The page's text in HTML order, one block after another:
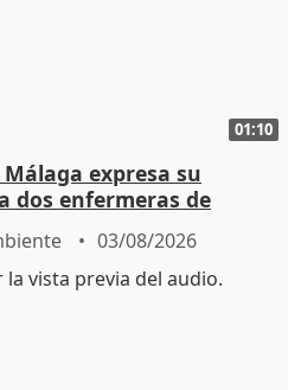
01:10
expresa su
dos enfermeras de
03/08/2026